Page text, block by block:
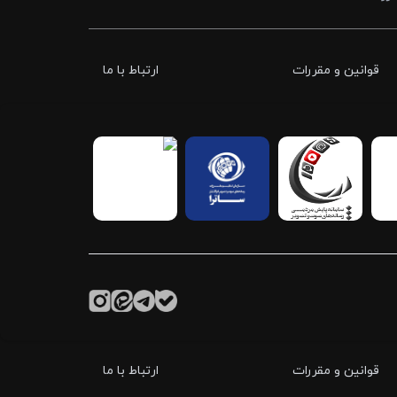
قوانین و مقررات ارتباط با ما
قوانین و مقررات ارتباط با ما